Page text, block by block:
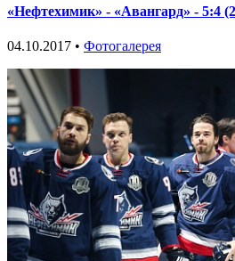
«Нефтехимик» - «Авангард» - 5:4
04.10.2017 • Фотогалерея